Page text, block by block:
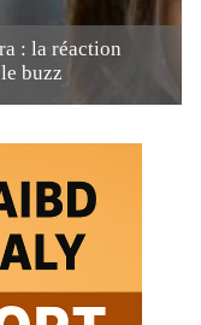
: la réaction
buzz